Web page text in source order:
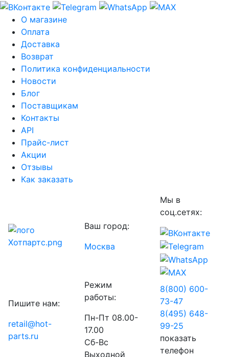
О магазине
Оплата
Доставка
Возврат
Политика конфиденциальности
Новости
Блог
Поставщикам
Контакты
API
Прайс-лист
Акции
Отзывы
Как заказать
Ваш город:
Москва
Мы в
соц.сетях:
Пишите нам:
retail@hot-
parts.ru
Режим
работы:
Пн-Пт 08.00-
17.00
Сб-Вс
Выходной
8(800) 600-
73-47
8(495) 648-
99-25
показать
телефон